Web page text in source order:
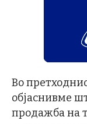
Во
објаснивме
продажба на